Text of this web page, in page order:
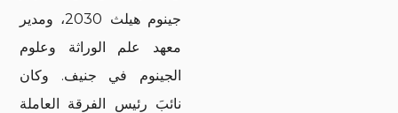
جينوم هيلث 2030، ومدير
معهد علم الوراثة وعلوم
الجينوم في جنيف. وكان
نائبَ رئيس الفرقة العاملة